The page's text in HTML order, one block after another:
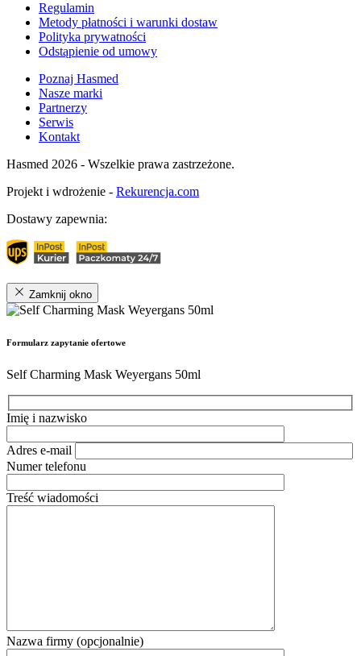
Regulamin
Metody płatności i warunki dostaw
Polityka prywatności
Odstąpienie od umowy
Poznaj Hasmed
Nasze marki
Partnerzy
Serwis
Kontakt
Hasmed 2026 - Wszelkie prawa zastrzeżone.
Projekt i wdrożenie - Rekurencja.com
Dostawy zapewnia:
Zamknij okno
Formularz zapytanie ofertowe
Self Charming Mask Weyergans 50ml
Imię i nazwisko
Adres e-mail
Numer telefonu
Treść wiadomości
Nazwa firmy (opcjonalnie)